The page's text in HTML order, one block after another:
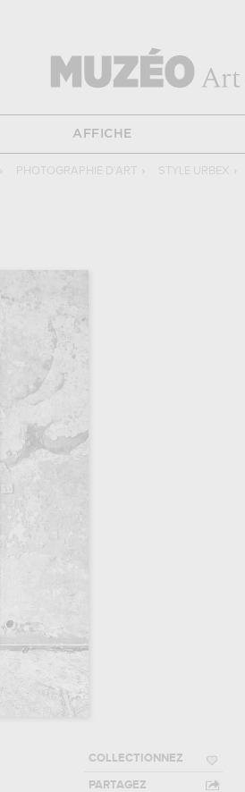
AFFICHE
› PHOTOGRAPHIE D'ART › STYLE URBEX ›
COLLECTIONNEZ
PARTAGEZ